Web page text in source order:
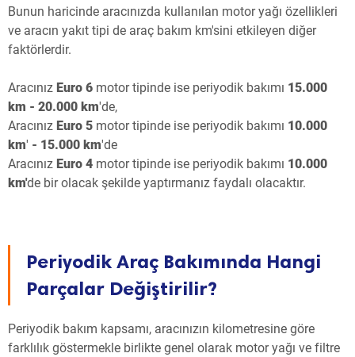
Bunun haricinde aracınızda kullanılan motor yağı özellikleri
ve aracın yakıt tipi de araç bakım km'sini etkileyen diğer
faktörlerdir.
Aracınız Euro 6 motor tipinde ise periyodik bakımı 15.000
km - 20.000 km'de,
Aracınız Euro 5 motor tipinde ise periyodik bakımı 10.000
km' - 15.000 km'de
Aracınız Euro 4 motor tipinde ise periyodik bakımı 10.000
km'de bir olacak şekilde yaptırmanız faydalı olacaktır.
Periyodik Araç Bakımında Hangi
Parçalar Değiştirilir?
Periyodik bakım kapsamı, aracınızın kilometresine göre
farklılık göstermekle birlikte genel olarak motor yağı ve filtre